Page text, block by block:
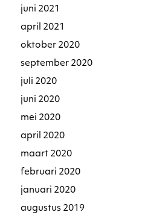
juni 2021
april 2021
oktober 2020
september 2020
juli 2020
juni 2020
mei 2020
april 2020
maart 2020
februari 2020
januari 2020
augustus 2019